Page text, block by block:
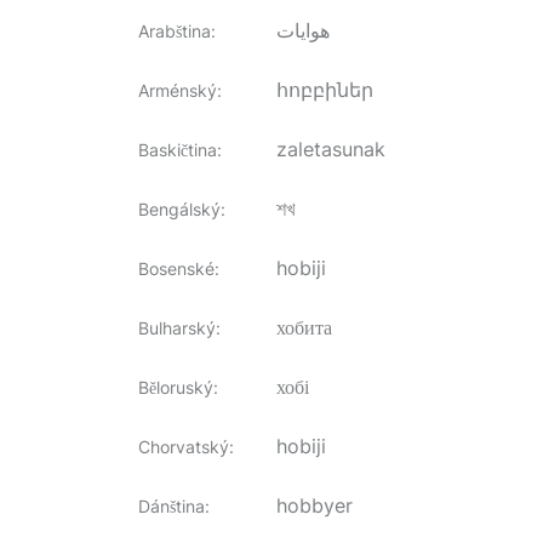
Arabština: هوايات
Arménský: հոբբիներ
Baskičtina: zaletasunak
Bengálský: শখ
Bosenské: hobiji
Bulharský: хобита
Běloruský: хобі
Chorvatský: hobiji
Dánština: hobbyer